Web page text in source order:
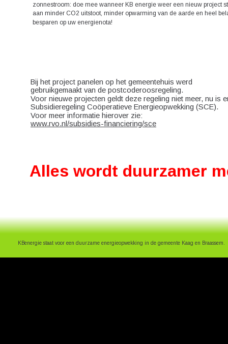
zonnestroom: doe mee wanneer KB energie weer een nieuw project
aan minder CO2 uitstoot, minder opwarming van de aarde en heel
besparen op uw energienota!
KBenergie staat voor een duurzame energieopwekking in de gemeente Kaag en Braassem.
Bij het project panelen op het gemeentehuis werd
gebruikgemaakt van de postcoderoosregeling.
Voor nieuwe projecten geldt deze regeling niet meer, nu is
Subsidieregeling Coöperatieve Energieopwekking (SCE).
Voor meer informatie hierover zie:
www.rvo.nl/subsidies-financiering/sce
Alles wordt duurzamer